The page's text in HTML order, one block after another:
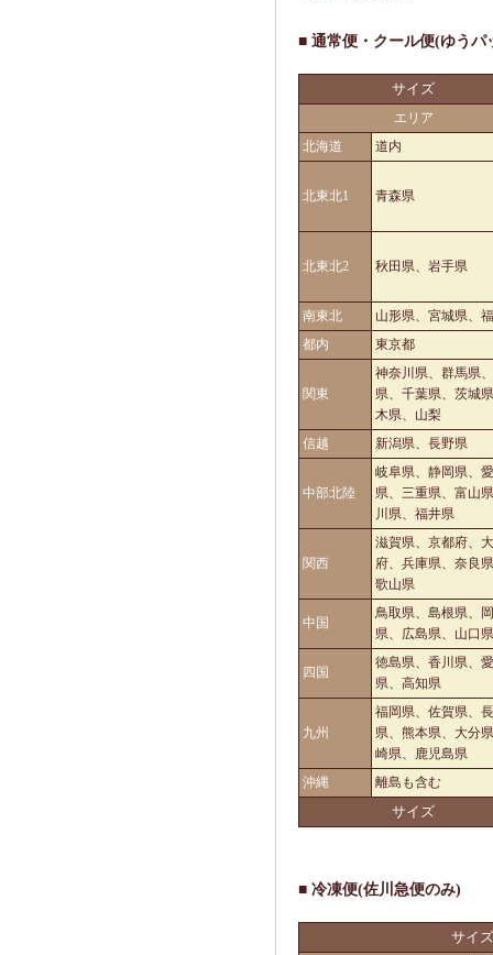
■ 通常便・クール便(ゆうパ
サイズ
エリア
北海道
道内
北東北1 青森県
北東北2 秋田県、岩手県
南東北
山形県、宮城県、
都内
東京都
関東
神奈川県、群馬県
県、千葉県、茨城
木県、山梨
信越
新潟県、長野県
中部北陸
岐阜県、静岡県、
県、三重県、富山
川県、福井県
関西
滋賀県、京都府、
府、兵庫県、奈良
歌山県
中国
鳥取県、島根県、
県、広島県、山口県
四国
徳島県、香川県、
県、高知県
九州
福岡県、佐賀県、
県、熊本県、大分
崎県、鹿児島県
沖縄
離島も含む
サイズ
■ 冷凍便(佐川急便のみ)
サイズ